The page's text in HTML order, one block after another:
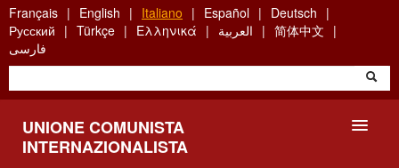
Skip
to
main
content
Français English Italiano Español
Deutsch
Русский
Türkçe Ελληνικά العربية
简体中文
فارسی
UNIONE COMUNISTA
INTERNAZIONALISTA